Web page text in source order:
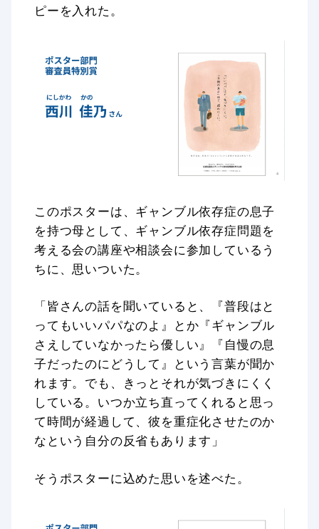
ピーを入れた。
このポスターは、ギャンブル依存症の息子
を持つ母として、ギャンブル依存症問題を
考える会の講座や相談会に参加しているう
ちに、思いついた。
「皆さんの話を聞いていると、『普段はと
ってもいいパパなのよ』とか『ギャンブル
さえしていなかったら優しい』『自慢の息
子だったのにどうして』という言葉が聞か
れます。でも、きっとそれが気づきにくく
している。いつか立ち直ってくれると思っ
て時間が経過して、彼を重症化させたのか
なという自分の反省もあります」
そうポスターに込めた思いを述べた。